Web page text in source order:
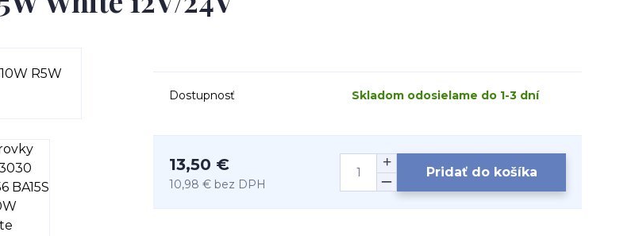
Dostupnosť Skladom odosielame do 1-3 dní
13,50 €
10,98 € bez DPH
Pridať do košíka